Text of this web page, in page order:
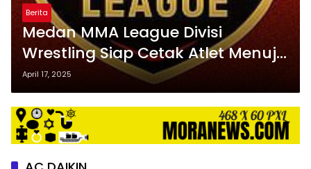
Berita
Medan MMA League Divisi
Wrestling Siap Cetak Atlet Menuju
Indonesia Emas 2045
April 17, 2025